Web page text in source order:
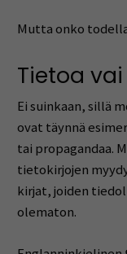
Mutta onko
Tietoa
Ei suinkaan, sillä
ovat täynnä
tai propagandaa.
tietokirjojen
kirjat, joiden
olematon.